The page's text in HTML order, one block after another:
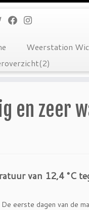
Weerstation
en zeer
van 12,4 °C
De eerste dagen van de